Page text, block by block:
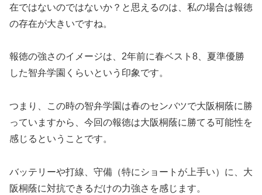
在ではないのではないか？と思えるのは、私の場合は報徳
の存在が大きいですね。
報徳の強さのイメージは、2年前に春ベスト8、夏準優勝
した智弁学園くらいという印象です。
つまり、この時の智弁学園は春のセンバツで大阪桐蔭に勝
っていますから、今回の報徳は大阪桐蔭に勝てる可能性を
感じるということです。
バッテリーや打線、守備（特にショートが上手い）に、大
阪桐蔭に対抗できるだけの力強さを感じます。